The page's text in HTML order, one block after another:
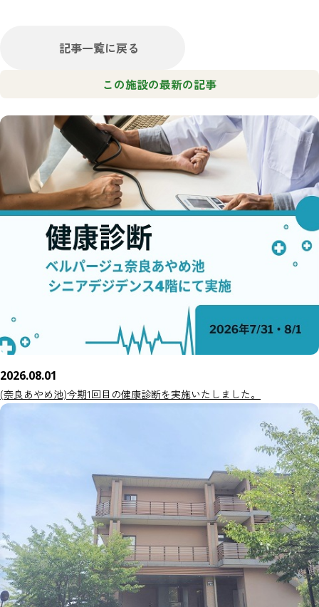
記事一覧に戻る
この施設の最新の記事
2026.08.01
(奈良あやめ池)今期1回目の健康診断を実施いたしました。